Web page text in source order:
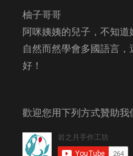
柚子哥哥
阿咪姨姨的兒子，不知
自然而然學會多國語言
好！
歡迎您用下列方式贊助我